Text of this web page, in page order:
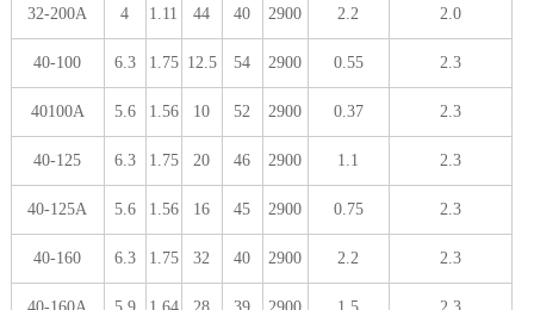
32-200A 4 1.11 44 40 2900 2.2 2.0
40-100 6.3 1.75 12.5 54 2900 0.55 2.3
40100A 5.6 1.56 10 52 2900 0.37 2.3
40-125 6.3 1.75 20 46 2900 1.1 2.3
40-125A 5.6 1.56 16 45 2900 0.75 2.3
40-160 6.3 1.75 32 40 2900 2.2 2.3